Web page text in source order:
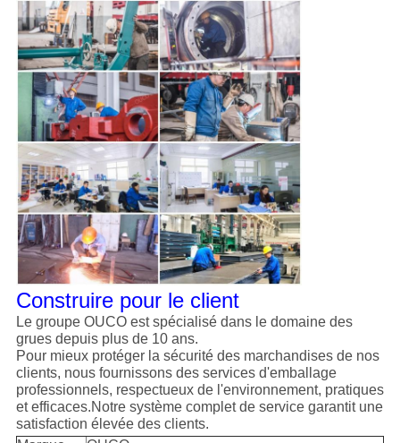
Construire pour le client
Le groupe OUCO est spécialisé dans le domaine des
grues depuis plus de 10 ans.
Pour mieux protéger la sécurité des marchandises de nos
clients, nous fournissons des services d'emballage
professionnels, respectueux de l'environnement, pratiques
et efficaces.Notre système complet de service garantit une
satisfaction élevée des clients.